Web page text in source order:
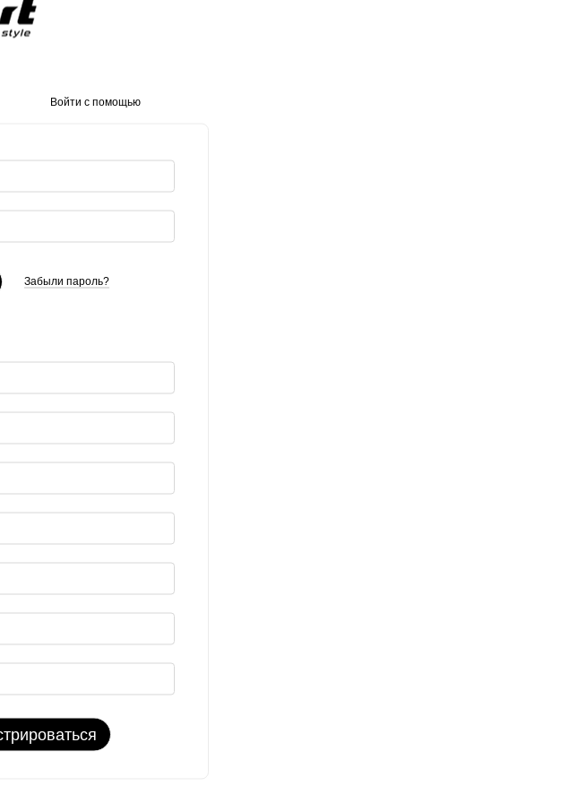
Войти с помощью
Забыли пароль?